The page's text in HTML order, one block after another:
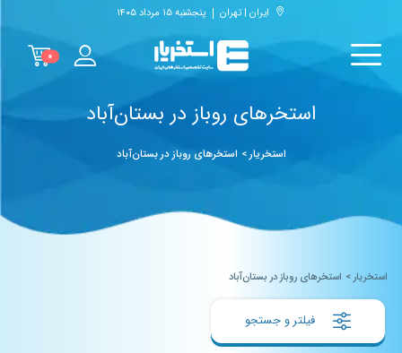
ایران | تهران پنجشنبه ۱۵ مرداد ۱۴۰۵
۰
استخرهای روباز در بستان‌آباد
استخریار> استخرهای روباز در بستان‌آباد
استخریار> استخرهای روباز در بستان‌آباد